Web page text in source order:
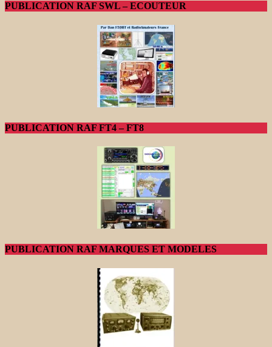
PUBLICATION RAF SWL – ECOUTEUR
PUBLICATION RAF FT4 – FT8
PUBLICATION RAF MARQUES ET MODELES